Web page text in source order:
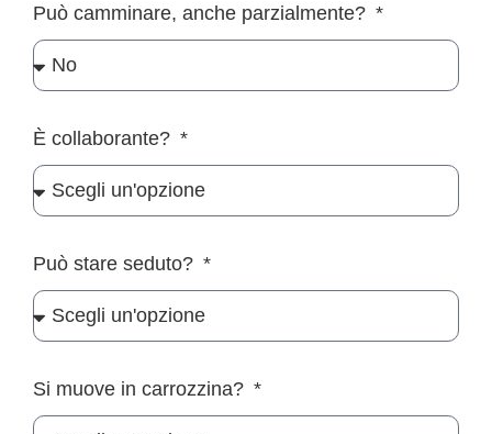
Può camminare, anche parzialmente?
È collaborante?
Può stare seduto?
Si muove in carrozzina?